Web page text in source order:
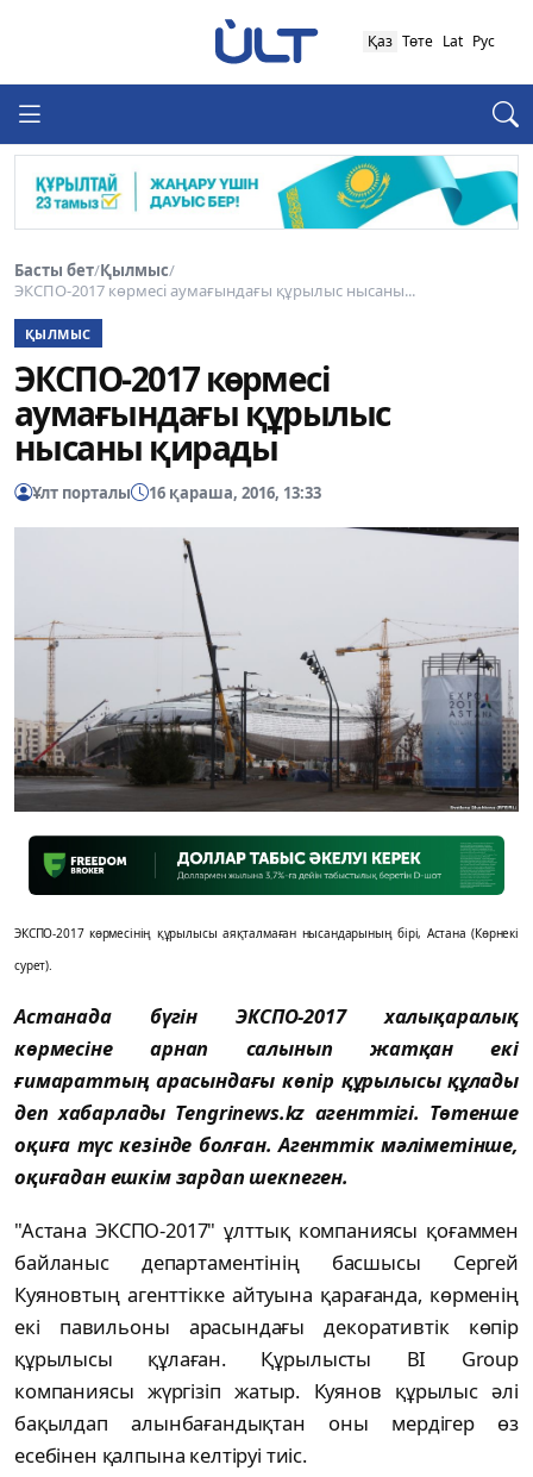
Қаз Төте Lat Рус
Басты бет/Қылмыс/
ЭКСПО-2017 көрмесі аумағындағы құрылыс нысаны...
ҚЫЛМЫС
ЭКСПО-2017 көрмесі
аумағындағы құрылыс
нысаны қирады
Ұлт порталы 16 қараша, 2016, 13:33
ЭКСПО-2017 көрмесінің құрылысы аяқталмаған нысандарының бірі, Астана (Көрнекі
сурет).
Астанада бүгін ЭКСПО-2017 халықаралық
көрмесіне арнап салынып жатқан екі
ғимараттың арасындағы көпір құрылысы құлады
деп хабарлады Tengrinews.kz агенттігі. Төтенше
оқиға түс кезінде болған. Агенттік мәліметінше,
оқиғадан ешкім зардап шекпеген.
"Астана ЭКСПО-2017" ұлттық компаниясы қоғаммен
байланыс департаментінің басшысы Сергей
Куяновтың агенттікке айтуына қарағанда, көрменің
екі павильоны арасындағы декоративтік көпір
құрылысы құлаған. Құрылысты BI Group
компаниясы жүргізіп жатыр. Куянов құрылыс әлі
бақылдап алынбағандықтан оны мердігер өз
есебінен қалпына келтіруі тиіс.